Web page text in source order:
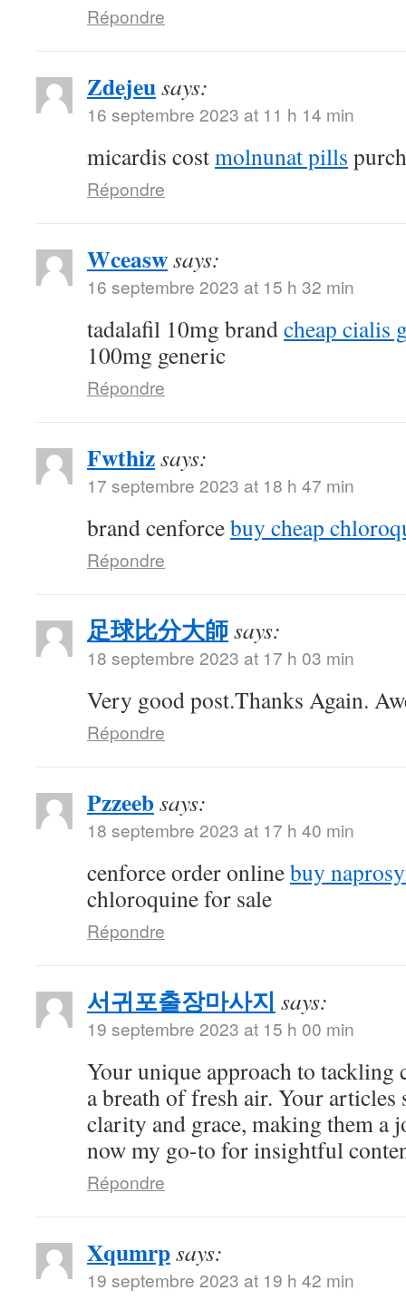
Répondre
Zdejeusays:
16 septembre 2023 at 11 h 14 min
micardis costmolnunat pills
Répondre
Wceaswsays:
16 septembre 2023 at 15 h 32 min
tadalafil 10mg brandcheap cialis
100mg generic
Répondre
Fwthizsays:
17 septembre 2023 at 18 h 47 min
brand cenforcebuy cheap
Répondre
足球比分大師says:
18 septembre 2023 at 17 h 03 min
Very good post.Thanks Again.
Répondre
Pzzeebsays:
18 septembre 2023 at 17 h 40 min
cenforce order onlinebuy
chloroquine for sale
Répondre
서귀포출장마사지 says:
19 septembre 2023 at 15 h 00 min
Your unique approach to tackling
a breath of fresh air. Your
clarity and grace, making them a
now my go-to for insightful
Répondre
Xqumrpsays:
19 septembre 2023 at 19 h 42 min